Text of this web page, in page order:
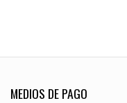
MEDIOS DE PAGO